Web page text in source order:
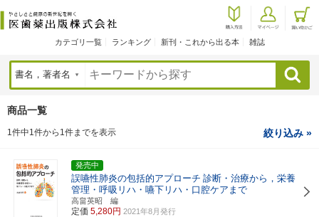
カテゴリ一覧 ランキング 新刊・これから出る本 雑誌
検索
商品一覧
1件中1件から1件までを表示 絞り込み »
発売中
誤嚥性肺炎の包括的アプローチ 診断・治療から，栄養
管理・呼吸リハ・嚥下リハ・口腔ケアまで
高畠英昭 編
定価 5,280円 2021年8月発行